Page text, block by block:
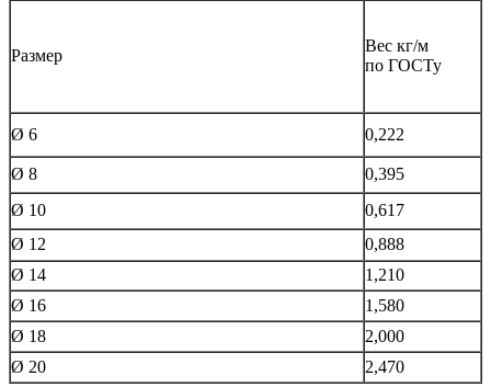
Размер
Вес кг/м
по ГОСТу
Ø 6 0,222
Ø 8
0,395
Ø 10
0,617
Ø 12
0,888
Ø 14
1,210
Ø 16
1,580
Ø 18
2,000
Ø 20
2,470